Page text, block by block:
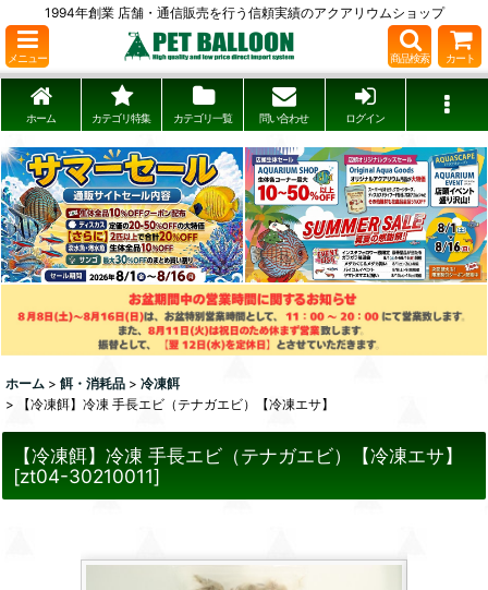
1994年創業 店舗・通信販売を行う信頼実績のアクアリウムショップ
メニュー 商品検索 カート
ホーム カテゴリ特集 カテゴリ一覧 問い合わせ ログイン
ホーム > 餌・消耗品 > 冷凍餌
>
【冷凍餌】冷凍 手長エビ（テナガエビ）【冷凍エサ】
【冷凍餌】冷凍 手長エビ（テナガエビ）【冷凍エサ】
[zt04-30210011]